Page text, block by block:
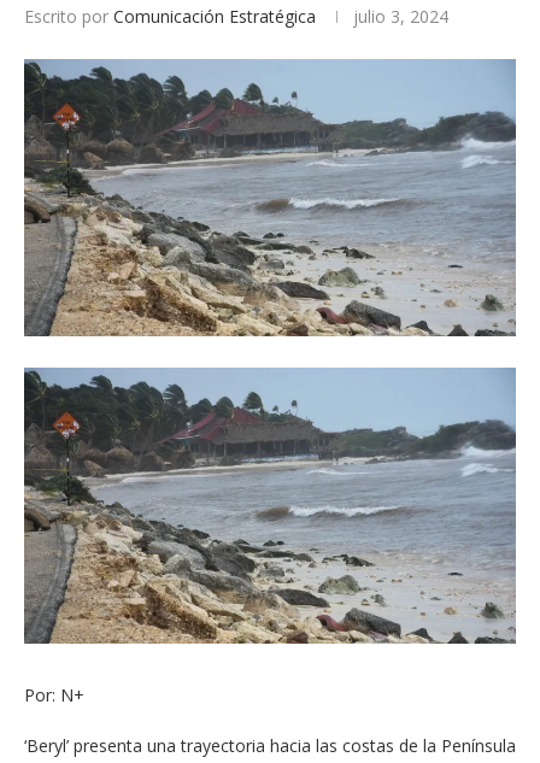
Escrito por Comunicación Estratégica julio 3, 2024
Por: N+
‘Beryl’ presenta una trayectoria hacia las costas de la Península